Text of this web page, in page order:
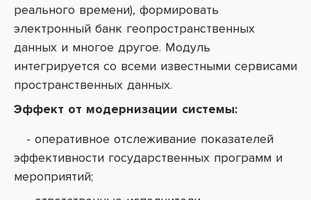
реального времени), формировать
электронный банк геопространственных
данных и многое другое. Модуль
интегрируется со всеми известными сервисами
пространственных данных.
Эффект от модернизации системы:
- оперативное отслеживание показателей
эффективности государственных программ и
мероприятий;